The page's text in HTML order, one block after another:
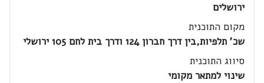
ירושלים
מקום התוכנית
שכ' תלפיות,בין דרך חברון 124 ודרך בית לחם 105 ירושלי
סיווג התוכנית
שינוי למתאר מקומי